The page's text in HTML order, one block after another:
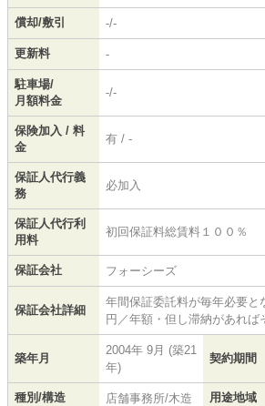
償却/敷引 -/-
更新料 -
駐車場/
月額料金
-/-
保険加入 / 料
金
有 / -
保証人代行義
務
必加入
保証人代行利
用料
初回保証料総賃料１００％
保証会社 フォーシーズ
保証会社詳細
年間保証委託料が毎年必要と
円／年額・但し滞納があれ
築年月
2004年 9月 (築21
年)
契約期間
種別/構造 店舗事務所/木造 用途地域